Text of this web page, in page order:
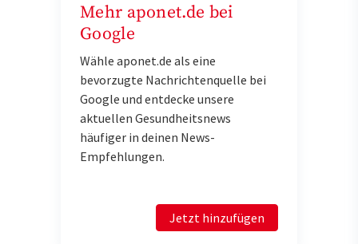
Mehr aponet.de bei
Google
Wähle aponet.de als eine
bevorzugte Nachrichtenquelle bei
Google und entdecke unsere
aktuellen Gesundheitsnews
häufiger in deinen News-
Empfehlungen.
Jetzt hinzufügen